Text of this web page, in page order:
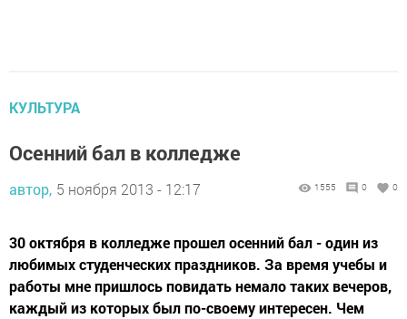
КУЛЬТУРА
Осенний бал в колледже
автор, 5 ноября 2013 - 12:17 1555 0 0
30 октября в колледже прошел осенний бал - один из
любимых студенческих праздников. За время учебы и
работы мне пришлось повидать немало таких вечеров,
каждый из которых был по-своему интересен. Чем